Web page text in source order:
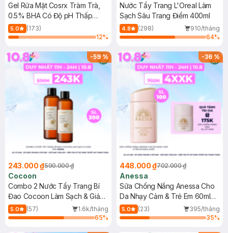
Gel Rửa Mặt Cosrx Tràm Trà,
0.5% BHA Có Độ pH Thấp
150ml
5.0
(173)
12%
Nước Tẩy Trang L'Oreal Làm
Sạch Sâu Trang Điểm 400ml
4.8 (298)
910/tháng
64%
-59%
243.000 ₫590.000 ₫
Cocoon
Combo 2 Nước Tẩy Trang Bí
Đao Cocoon Làm Sạch & Giảm
Dầu 500ml
5.0 (57)
1.6k/tháng
65%
-36%
448.000 ₫702.000 ₫
Anessa
Sữa Chống Nắng Anessa Cho
Da Nhạy Cảm & Trẻ Em 60ml
(Mới)
5.0 (23)
395/tháng
35%